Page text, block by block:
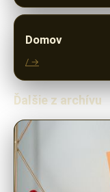
Domov
/ →
Ďalšie z archívu